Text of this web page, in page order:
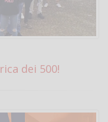
dei 500!